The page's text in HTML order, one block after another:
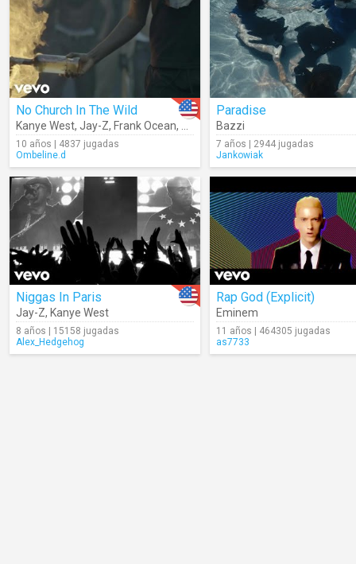
No Church In The Wild
Kanye West, Jay-Z, Frank Ocean, The-Dream
10 años | 4837 jugadas
Ombeline.d
Paradise
Bazzi
7 años | 2944 jugadas
Jankowiak
Niggas In Paris
Jay-Z, Kanye West
8 años | 15158 jugadas
Alex_Hedgehog
Rap God (Explicit)
Eminem
11 años | 464305 jugadas
as7733